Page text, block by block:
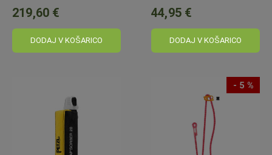
219,60 €
DODAJ V KOŠARICO
44,95 €
DODAJ V KOŠARICO
- 5 %